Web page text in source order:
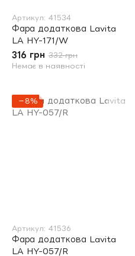
Артикул: 41534
Фара додаткова Lavita
LA HY-171/W
316 грн 332 грн
Немає в наявності
−8%
Артикул: 41536
Фара додаткова Lavita
LA HY-057/R